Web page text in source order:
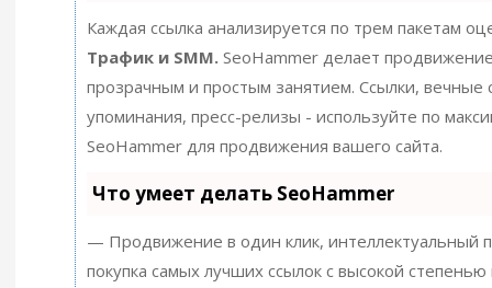
Каждая ссылка анализируется по трем пакетам
Трафик и SMM.SeoHammer делает
прозрачным и простым занятием. Ссылки, вечные
упоминания, пресс-релизы - используйте по
SeoHammer для продвижения вашего сайта.
Что умеет делать SeoHammer
— Продвижение в один клик, интеллектуальный
покупка самых лучших ссылок с высокой степенью